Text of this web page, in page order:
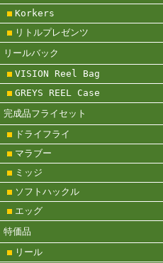
Korkers
リトルプレゼンツ
リールバック
VISION Reel Bag
GREYS REEL Case
完成品フライセット
ドライフライ
マラブー
ミッジ
ソフトハックル
エッグ
特価品
リール